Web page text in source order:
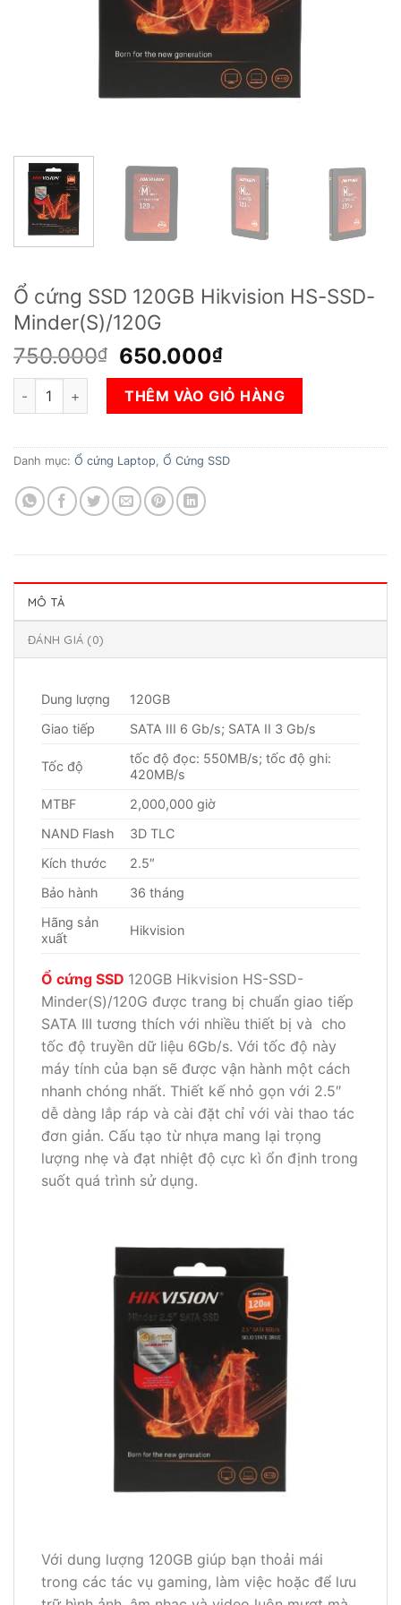
Ổ cứng SSD 120GB Hikvision HS-SSD-
Minder(S)/120G
750.000₫
Giá
gốc
là:
750.000₫.
650.000₫Giá
hiện
tại
là:
650.000₫.
Ổ cứng SSD 120GB Hikvision HS-SSD-Minder(S)/120G số
THÊM VÀO GIỎ HÀNG
Danh mục: Ổ cứng Laptop, Ổ Cứng SSD
MÔ TẢ
ĐÁNH GIÁ (0)
Dung lượng
120GB
Giao tiếp
SATA III 6 Gb/s; SATA II 3 Gb/s
Tốc độ
tốc độ đọc: 550MB/s; tốc độ ghi:
420MB/s
MTBF
2,000,000 giờ
NAND Flash
3D TLC
Kích thước
2.5″
Bảo hành
36 tháng
Hãng sản
xuất
Hikvision
Ổ cứng SSD 120GB Hikvision HS-SSD-
Minder(S)/120G được trang bị chuẩn giao tiếp
SATA III tương thích với nhiều thiết bị và cho
tốc độ truyền dữ liệu 6Gb/s. Với tốc độ này
máy tính của bạn sẽ được vận hành một cách
nhanh chóng nhất. Thiết kế nhỏ gọn với 2.5″
dễ dàng lắp ráp và cài đặt chỉ với vài thao tác
đơn giản. Cấu tạo từ nhựa mang lại trọng
lượng nhẹ và đạt nhiệt độ cực kì ổn định trong
suốt quá trình sử dụng.
Với dung lượng 120GB giúp bạn thoải mái
trong các tác vụ gaming, làm việc hoặc để lưu